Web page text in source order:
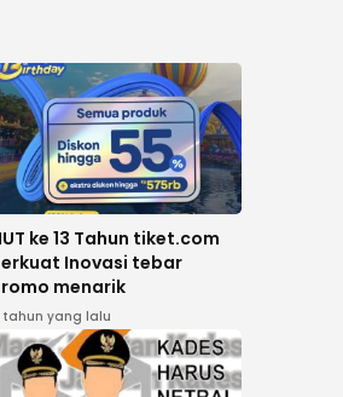
ke 13 Tahun tiket.com
Inovasi tebar
menarik
tahun yang lalu